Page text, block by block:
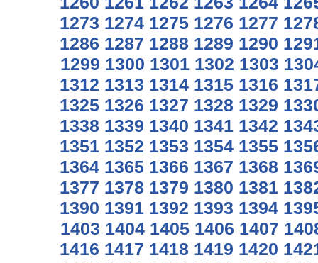
1273 1274 1275 1276 1277
1286 1287 1288 1289 1290
1299 1300 1301 1302 1303
1312 1313 1314 1315 1316
1325 1326 1327 1328 1329
1338 1339 1340 1341 1342
1351 1352 1353 1354 1355
1364 1365 1366 1367 1368
1377 1378 1379 1380 1381
1390 1391 1392 1393 1394
1403 1404 1405 1406 1407
1416 1417 1418 1419 1420